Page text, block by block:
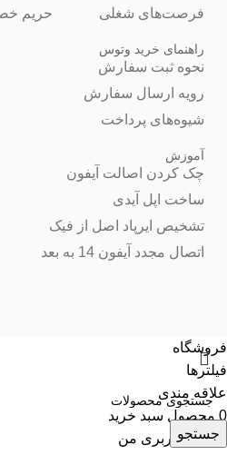
فرصت‌های شغلی
حریم
راهنمای خرید وتوس
نحوه ثبت سفارش
رویه ارسال سفارش
شیوه‌های پرداخت
آموزش
چک کردن اصالت آیفون
ساخت اپل آیدی
تشخیص ایرپاد اصل از فیک
اتصال مجدد آیفون 14 به بعد
جستجو
فروشگاه
فیلترها
علاقه مندی
0 محصول سبد خرید
حساب کاربری من